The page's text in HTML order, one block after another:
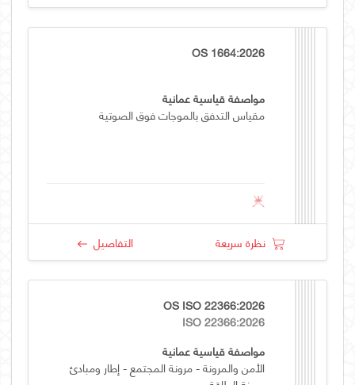
OS 1664:2026
مواصفة قياسية عمانية
مقياس التدفق بالموجات فوق الصوتية
نظرة سريعة التفاصيل
OS ISO 22366:2026
ISO 22366:2026
مواصفة قياسية عمانية
الأمن والمرونة - مرونة المجتمع - إطار ومبادئ